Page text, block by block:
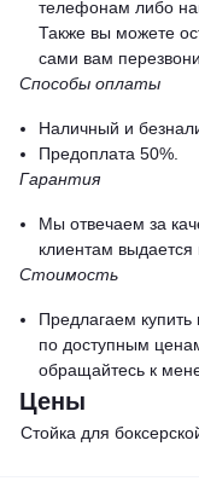
телефонам либо
Также вы можете
сами вам
Способы оплаты
Наличный и
Предоплата 50%.
Гарантия
Мы отвечаем за
клиентам выдается
Стоимость
Предлагаем купить
по доступным
обращайтесь к
Цены
Стойка для